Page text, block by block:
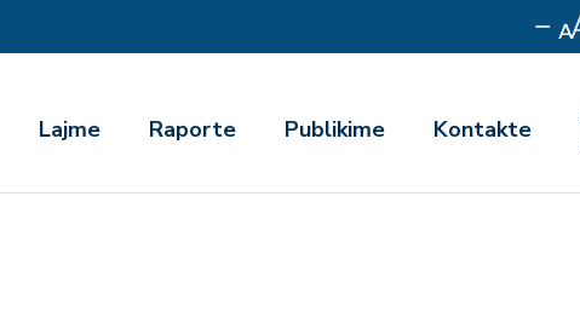
Lajme Raporte Publikime Kontakte